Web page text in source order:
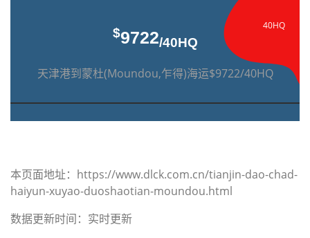
40HQ
$9722/40HQ
天津港到蒙杜(Moundou,乍得)海运$9722/40HQ
本页面地址：https://www.dlck.com.cn/tianjin-dao-chad-
haiyun-xuyao-duoshaotian-moundou.html
数据更新时间：实时更新